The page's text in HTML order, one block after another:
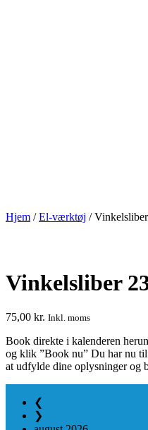
Hjem /El-værktøj /
Vinkelsliber
75,00 kr. Inkl. moms
Book direkte i kalenderen
og klik ”Book nu” Du har nu
at udfylde dine oplysninger og
❮
❯